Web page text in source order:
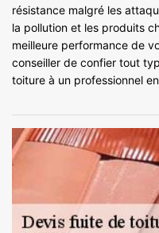
résistance malgré les
la pollution et les produits
meilleure performance de
conseiller de confier tout
toiture à un professionnel